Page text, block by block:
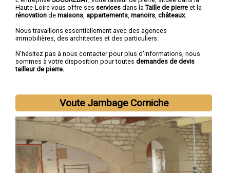
Haute-Loire vous offre ses services dans la Taille de pierre et la
rénovation de maisons appartements manoirs châteaux.
Nous travaillons essentiellement avec des agences
immobilières, des architectes et des particuliers.
N'hésitez pas à nous contacter pour plus d'informations, nous
sommes à votre disposition pour toutes demandes de devis
tailleur de pierre.
Voute Jambage Corniche